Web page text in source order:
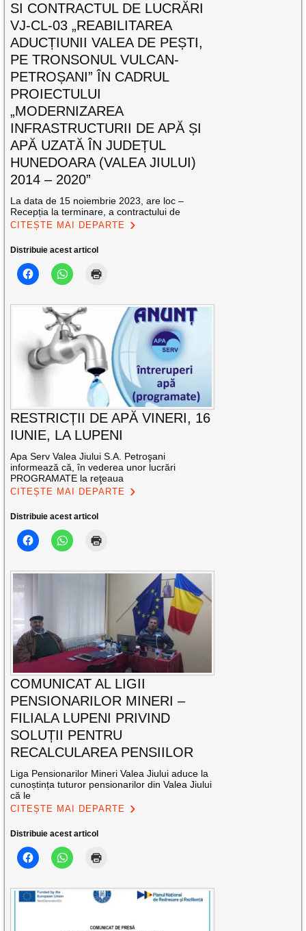
SI CONTRACTUL DE LUCRĂRI
VJ-CL-03 „REABILITAREA
ADUCȚIUNII VALEA DE PEȘTI,
PE TRONSONUL VULCAN-
PETROȘANI” ÎN CADRUL
PROIECTULUI
„MODERNIZAREA
INFRASTRUCTURII DE APĂ ȘI
APĂ UZATĂ ÎN JUDEȚUL
HUNEDOARA (VALEA JIULUI)
2014 – 2020”
La data de 15 noiembrie 2023, are loc –
Recepția la terminare, a contractului de
CITEȘTE MAI DEPARTE
Distribuie acest articol
RESTRICȚII DE APĂ VINERI, 16
IUNIE, LA LUPENI
Apa Serv Valea Jiului S.A. Petroşani
informează că, în vederea unor lucrări
PROGRAMATE la reţeaua
CITEȘTE MAI DEPARTE
Distribuie acest articol
COMUNICAT AL LIGII
PENSIONARILOR MINERI –
FILIALA LUPENI PRIVIND
SOLUȚII PENTRU
RECALCULAREA PENSIILOR
Liga Pensionarilor Mineri Valea Jiului aduce la
cunoștința tuturor pensionarilor din Valea Jiului
că le
CITEȘTE MAI DEPARTE
Distribuie acest articol